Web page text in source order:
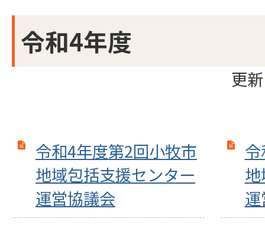
令和4年度
更
令和4年度第2回小牧市
地域包括支援センター
運営協議会